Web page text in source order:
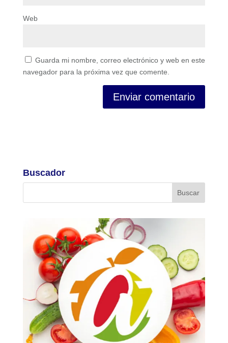
Web
Guarda mi nombre, correo electrónico y web en este
navegador para la próxima vez que comente.
Buscador